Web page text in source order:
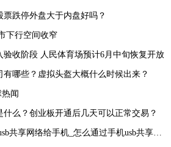
跌停外盘大于内盘好吗？
下行空间收窄
收阶段 人民体育场预计6月中旬恢复开放
哪些？虚拟头盔大概什么时候出来？
闻
么？创业板开通后几天可以正常交易？
络给手机_怎么通过手机usb共享网络让电脑上网